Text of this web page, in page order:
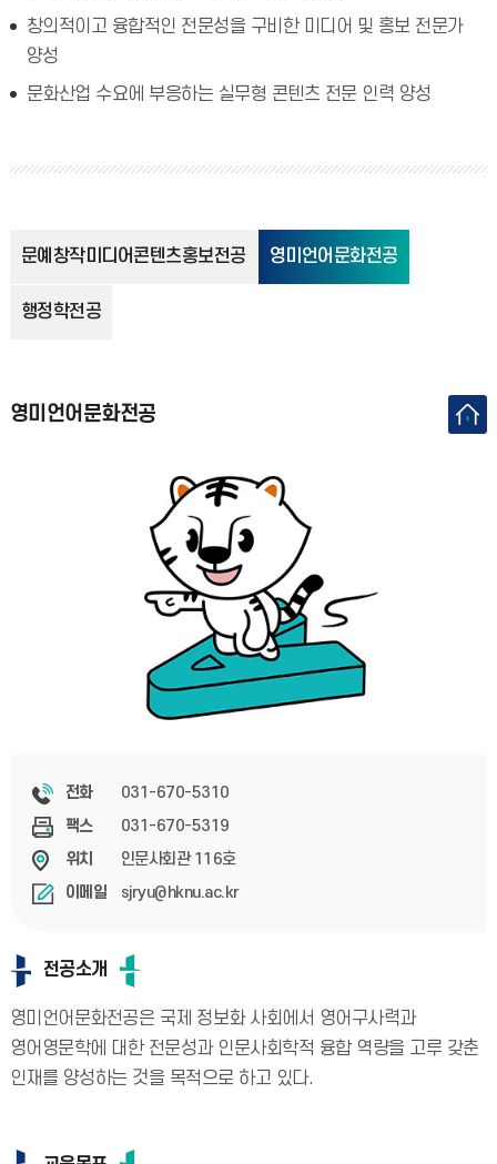
창의적이고 융합적인 전문성을 구비한 미디어 및 홍보 전문가
양성
문화산업 수요에 부응하는 실무형 콘텐츠 전문 인력 양성
문예창작미디어콘텐츠홍보전공 영미언어문화전공
행정학전공
영미언어문화전공
전화
031-670-5310
팩스
031-670-5319
위치
인문사회관 116호
이메일
sjryu@hknu.ac.kr
전공소개
영미언어문화전공은 국제 정보화 사회에서 영어구사력과
영어영문학에 대한 전문성과 인문사회학적 융합 역량을 고루 갖춘
인재를 양성하는 것을 목적으로 하고 있다.